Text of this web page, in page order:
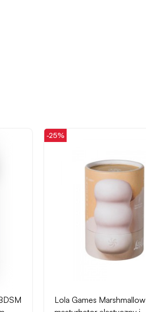
-25%
Lola Games Marshmallow